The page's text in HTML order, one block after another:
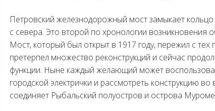
Петровский железнодорожный мост замыкает
с севера. Это второй по хронологии возникновения
Мост, который был открыт в 1917 году, пережил с тех
претерпел множество реконструкций и сейчас
функции. Ныне каждый желающий может
городской электрички и рассмотреть конструкцию во
соединяет Рыбальский полуостров и острова